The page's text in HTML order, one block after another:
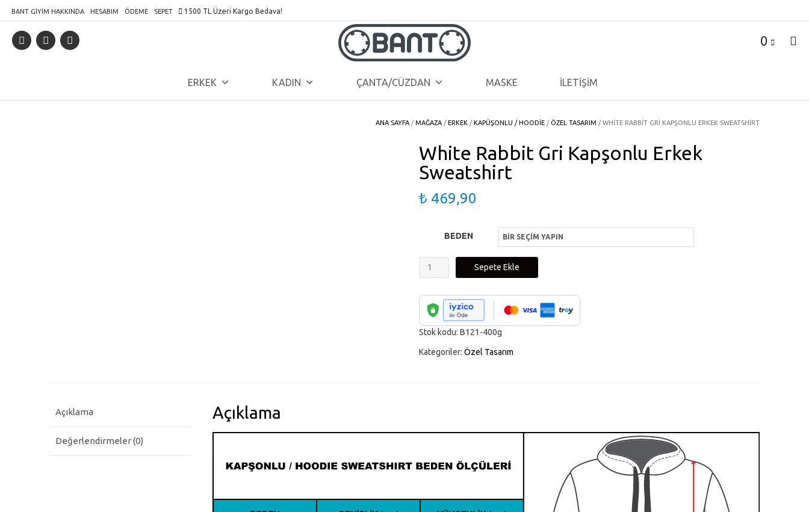
content
BANT GIYIM HAKKINDA HESABIM ÖDEME SEPET 1500 TL Üzeri Kargo Bedava!
0
ERKEK KADIN ÇANTA/CÜZDAN MASKE İLETİŞİM
ANA SAYFA /MAĞAZA /ERKEK /KAPÜŞONLU / HOODIE / ÖZEL TASARIM / WHITE RABBIT GRI KAPŞONLU ERKEK SWEATSHIRT
White Rabbit Gri Kapşonlu Erkek
Sweatshirt
₺ 469,90
BEDEN
White
Rabbit
Gri
Kapşonlu
Erkek
Sweatshirt
Sepete Ekle
Stok kodu: B121-400g
Kategoriler: Özel Tasarım
Açıklama
Değerlendirmeler (0)
Açıklama